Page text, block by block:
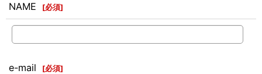
NAME [必須]
e-mail [必須]